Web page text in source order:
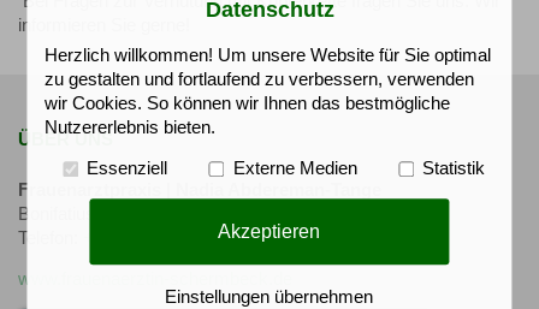
informieren Sie gerne!
ÜBER UNS
Frauenarztpraxis | Nadia Abdereman-Tange
Bonifatiusstraße 14 | 46514 Schermbeck
Telefon:
| Telefax: +49 (2853) 39546
www.frauenaerztin-schermbeck.de
Datenschutz
Herzlich willkommen! Um unsere Website für Sie optimal
zu gestalten und fortlaufend zu verbessern, verwenden
wir Cookies. So können wir Ihnen das bestmögliche
Nutzererlebnis bieten.
Essenziell Externe Medien Statistik
Akzeptieren
Einstellungen übernehmen